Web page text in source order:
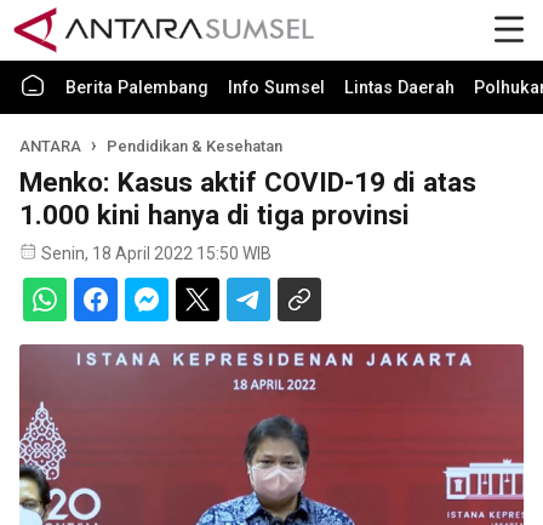
Berita Palembang Info Sumsel Lintas Daerah
ANTARA Pendidikan & Kesehatan
Menko: Kasus aktif COVID-19 di atas
1.000 kini hanya di tiga provinsi
Senin, 18 April 2022 15:50 WIB